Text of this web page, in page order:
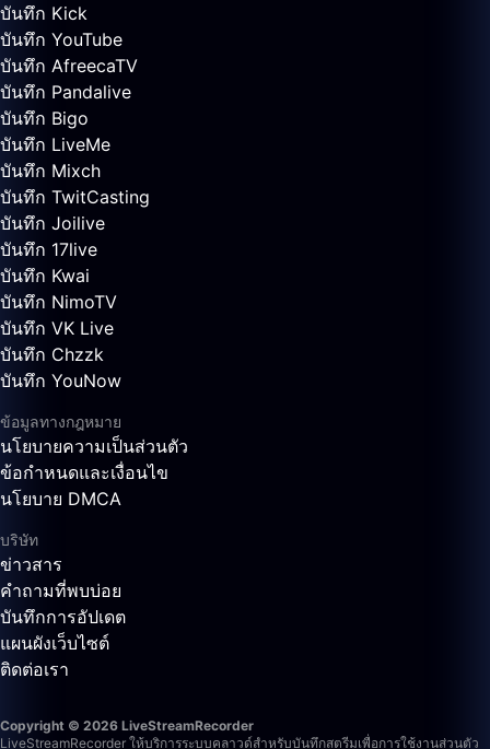
บันทึก Kick
บันทึก YouTube
บันทึก AfreecaTV
บันทึก Pandalive
บันทึก Bigo
บันทึก LiveMe
บันทึก Mixch
บันทึก TwitCasting
บันทึก Joilive
บันทึก 17live
บันทึก Kwai
บันทึก NimoTV
บันทึก VK Live
บันทึก Chzzk
บันทึก YouNow
ข้อมูลทางกฎหมาย
นโยบายความเป็นส่วนตัว
ข้อกำหนดและเงื่อนไข
นโยบาย DMCA
บริษัท
ข่าวสาร
คำถามที่พบบ่อย
บันทึกการอัปเดต
แผนผังเว็บไซต์
ติดต่อเรา
Copyright © 2026 LiveStreamRecorder
LiveStreamRecorder ให้บริการระบบคลาวด์สำหรับบันทึกสตรีมเพื่อการใช้งานส่วนตัว